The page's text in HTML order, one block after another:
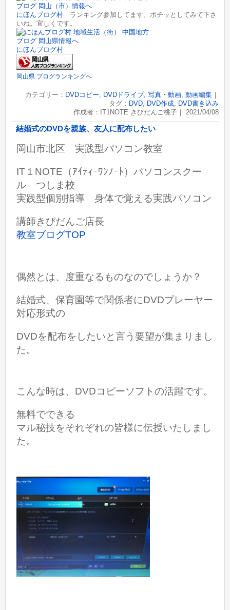
にほんブログ村 ランキング参加してます。ポチッとしてみて下さ
いね。宜しくです。
にほんブログ村
岡山県 ブログランキングへ
カテゴリー： DVDコピー, DVDドライブ, 写真・動画, 動画編集｜
タグ： DVD, DVD作成, DVD書き込み
作成者：IT1NOTE きびだんご桃子｜ 2021/04/08
結婚式のDVDを親族、友人に配布したい
岡山市北区 実践型パソコン教室
IT１NOTE（ｱｲﾃｨｰﾜﾝﾉｰﾄ）パソコンスクー
ル つしま校
実践型個別指導 身体で覚える実践パソコン
講師きびだんご店長
教室ブログTOP
偶然とは、度重なるものなのでしょうか？
結婚式、保育園等で関係者にDVDプレーヤー
対応形式の
DVDを配布をしたいと言う要望が集まりまし
た。
こんな時は、DVDコピーソフトの活躍です。
無料でできる
マル秘技をそれぞれの皆様に伝授いたしまし
た。